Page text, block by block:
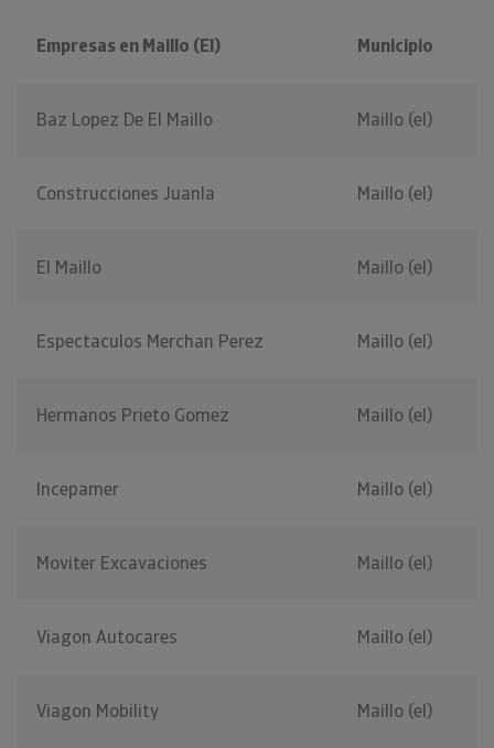
Empresas en Maillo (El) Municipio
Baz Lopez De El Maillo Maillo (el)
Construcciones Juanla Maillo (el)
El Maillo Maillo (el)
Espectaculos Merchan Perez Maillo (el)
Hermanos Prieto Gomez Maillo (el)
Incepamer Maillo (el)
Moviter Excavaciones Maillo (el)
Viagon Autocares Maillo (el)
Viagon Mobility Maillo (el)